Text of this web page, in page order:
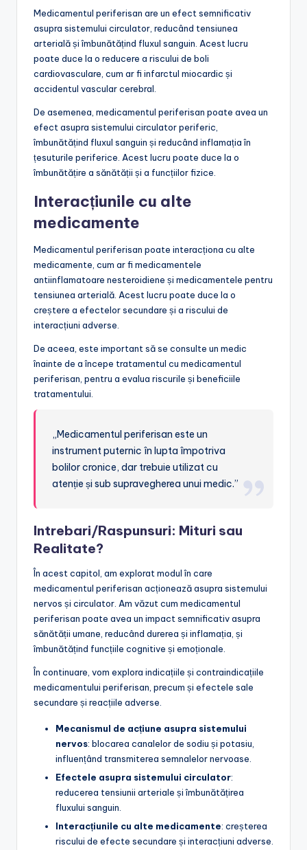
Medicamentul periferisan are un efect semnificativ
asupra sistemului circulator, reducând tensiunea
arterială și îmbunătățind fluxul sanguin. Acest lucru
poate duce la o reducere a riscului de boli
cardiovasculare, cum ar fi infarctul miocardic și
accidentul vascular cerebral.
De asemenea, medicamentul periferisan poate avea un
efect asupra sistemului circulator periferic,
îmbunătățind fluxul sanguin și reducând inflamația în
țesuturile periferice. Acest lucru poate duce la o
îmbunătățire a sănătății și a funcțiilor fizice.
Interacțiunile cu alte
medicamente
Medicamentul periferisan poate interacționa cu alte
medicamente, cum ar fi medicamentele
antiinflamatoare nesteroidiene și medicamentele pentru
tensiunea arterială. Acest lucru poate duce la o
creștere a efectelor secundare și a riscului de
interacțiuni adverse.
De aceea, este important să se consulte un medic
înainte de a începe tratamentul cu medicamentul
periferisan, pentru a evalua riscurile și beneficiile
tratamentului.
„Medicamentul periferisan este un
instrument puternic în lupta împotriva
bolilor cronice, dar trebuie utilizat cu
atenție și sub supravegherea unui medic.”
Intrebari/Raspunsuri: Mituri sau
Realitate?
În acest capitol, am explorat modul în care
medicamentul periferisan acționează asupra sistemului
nervos și circulator. Am văzut cum medicamentul
periferisan poate avea un impact semnificativ asupra
sănătății umane, reducând durerea și inflamația, și
îmbunătățind funcțiile cognitive și emoționale.
În continuare, vom explora indicațiile și contraindicațiile
medicamentului periferisan, precum și efectele sale
secundare și reacțiile adverse.
Mecanismul de acțiune asupra sistemului
nervos: blocarea canalelor de sodiu și potasiu,
influențând transmiterea semnalelor nervoase.
Efectele asupra sistemului circulator:
reducerea tensiunii arteriale și îmbunătățirea
fluxului sanguin.
Interacțiunile cu alte medicamente: creșterea
riscului de efecte secundare și interacțiuni adverse.